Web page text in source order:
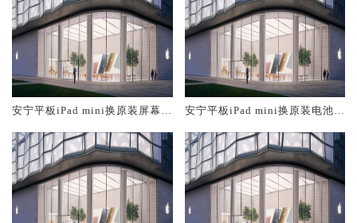
安宁平板iPad mini换原装屏幕服
安宁平板iPad mini换原装电池维